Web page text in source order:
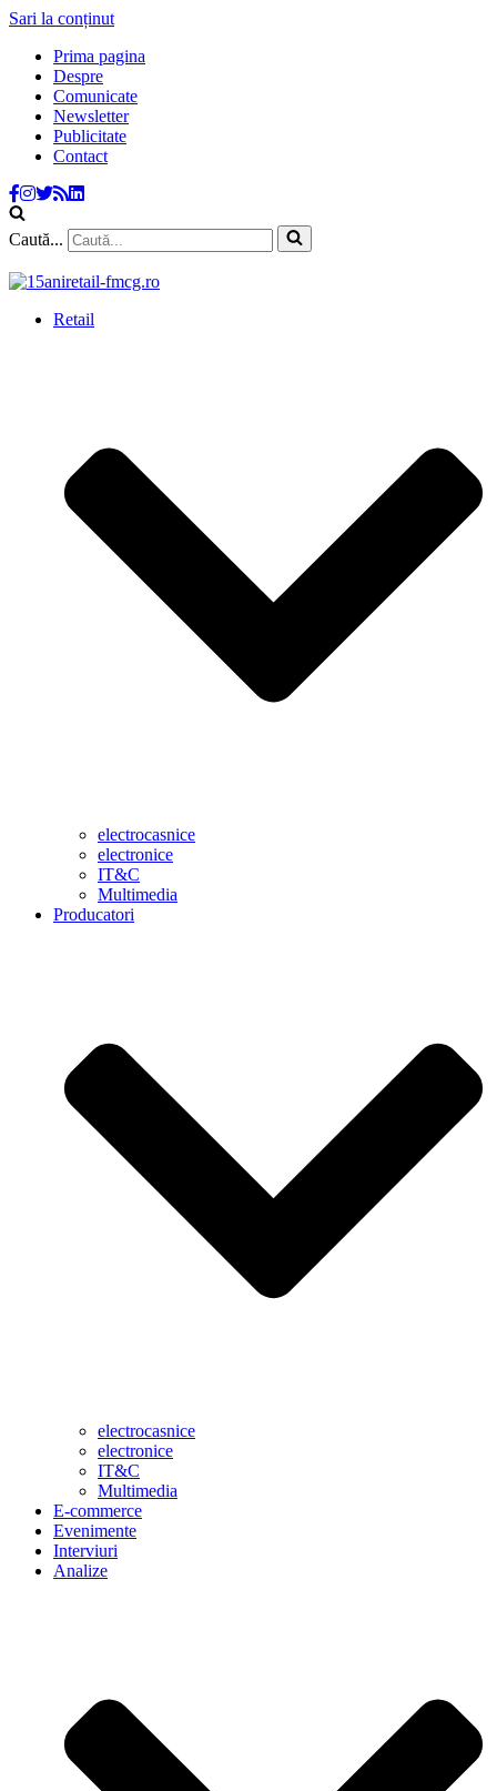
Sari la conținut
Prima pagina
Despre
Comunicate
Newsletter
Publicitate
Contact
Caută...
Retail
electrocasnice
electronice
IT&C
Multimedia
Producatori
electrocasnice
electronice
IT&C
Multimedia
E-commerce
Evenimente
Interviuri
Analize